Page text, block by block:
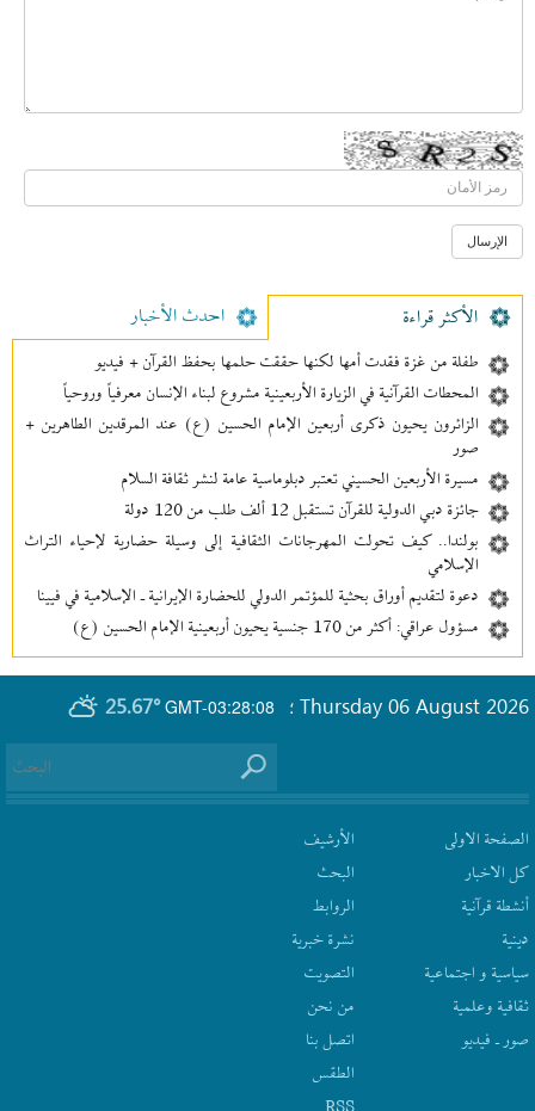
الأکثر قراءة احدث الأخبار
طفلة من غزة فقدت أمها لكنها حققت حلمها بحفظ القرآن + فيديو
المحطات القرآنية في الزيارة الأربعينية مشروع لبناء الإنسان معرفیاً وروحياً
الزائرون يحيون ذكرى أربعين الإمام الحسين (ع) عند المرقدين الطاهرين +
صور
مسيرة الأربعين الحسيني تعتبر دبلوماسية عامة لنشر ثقافة السلام
جائزة دبي الدولية للقرآن تستقبل 12 ألف طلب من 120 دولة
بولندا.. كيف تحولت المهرجانات الثقافية إلى وسيلة حضارية لإحياء التراث
الإسلامي
دعوة لتقديم أوراق بحثية للمؤتمر الدولي للحضارة الإيرانية ـ الإسلامية في فيينا
مسؤول عراقي: أكثر من 170 جنسية يحيون أربعينية الإمام الحسين (ع)
GMT-03:28:08
25.67° Thursday 06 August 2026 ؛
الصفحة الاولى
كل الاخبار
أنشطة قرآنیة
دينية
سیاسیة و اجتماعیة
ثقافیة وعلمیة
صور ـ فيديو
الأرشیف
البحث
الروابط
نشرة‌ خبریة
التصويت
من نحن
اتصل بنا
الطقس